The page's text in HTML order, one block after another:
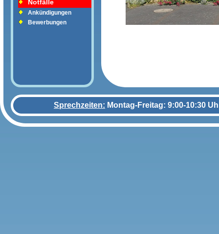
Notfälle
Ankündigungen
Bewerbungen
Sprechzeiten: Montag-Freitag: 9:00-10:30